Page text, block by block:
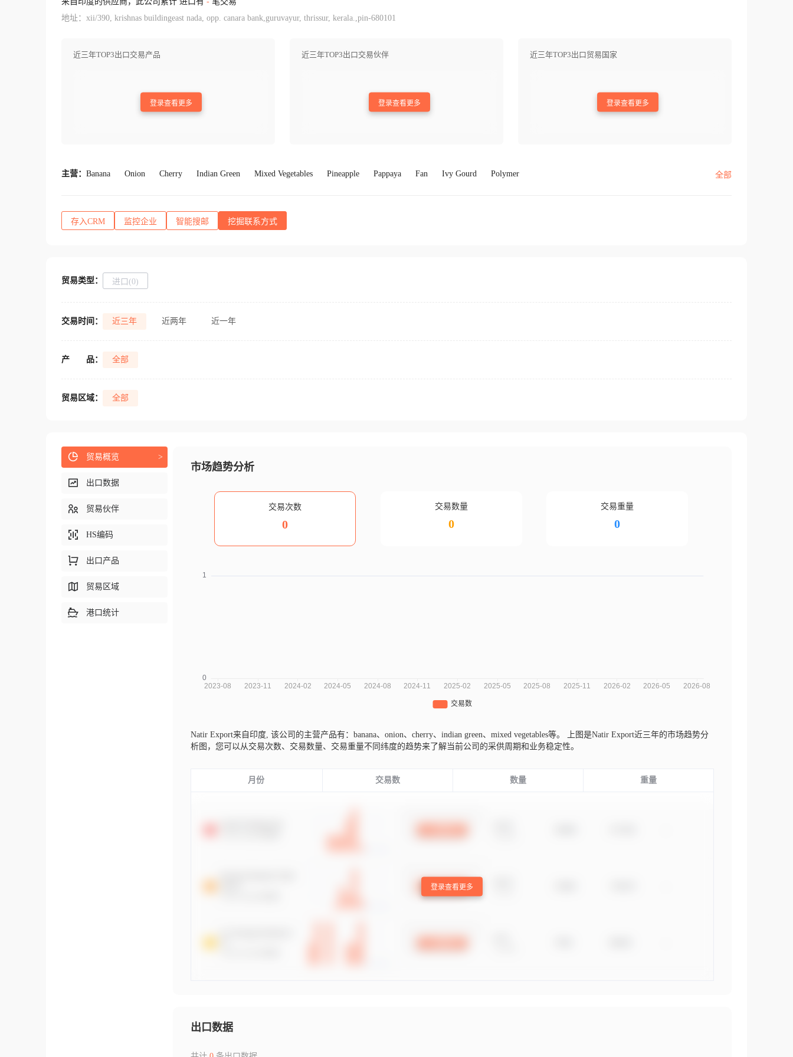
地址：xii/390, krishnas buildingeast nada, opp. canara bank,guruvayur, thrissur, kerala.,pin-680101
近三年TOP3出口交易产品
登录查看更多
近三年TOP3出口交易伙伴
登录查看更多
近三年TOP3出口贸易国家
登录查看更多
主营： Banana Onion Cherry Indian Green Mixed Vegetables Pineapple Pappaya Fan Ivy Gourd Polymer 全部
存入CRM 监控企业 智能搜邮 挖掘联系方式
贸易类型： 进口(0)
交易时间： 近三年 近两年 近一年
产 品： 全部
贸易区域： 全部
市场趋势分析
交易次数
0
交易数量
0
交易重量
0
Natir Export来自印度, 该公司的主营产品有：banana、onion、cherry、indian green、mixed vegetables等。
上图是Natir Export近三年的市场趋势分
析图，您可以从交易次数、交易数量、交易重量不同纬度的趋势来了解当前公司的采供周期和业务稳定性。
月份 交易数 数量 重量
登录查看更多
出口数据
贸易概览 >
出口数据
贸易伙伴
HS编码
出口产品
贸易区域
港口统计